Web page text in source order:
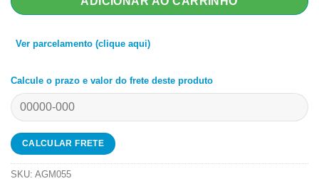
Ver parcelamento (clique aqui)
Calcule o prazo e valor do frete deste produto
SKU: AGM055